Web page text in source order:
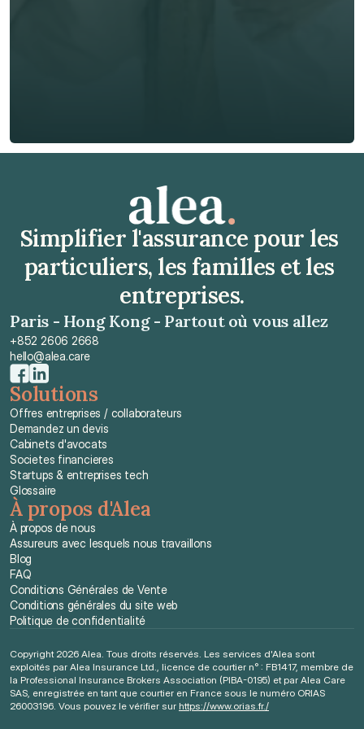
Obtenir un devis gratuit
Simplifier l'assurance pour les
particuliers, les familles et les
entreprises.
Paris - Hong Kong - Partout où vous allez
+852 2606 2668
hello@alea.care
Solutions
Offres entreprises / collaborateurs
Demandez un devis
Cabinets d'avocats
Societes financieres
Startups & entreprises tech
Glossaire
À propos d'Alea
À propos de nous
Assureurs avec lesquels nous travaillons
Blog
FAQ
Conditions Générales de Vente
Conditions générales du site web
Politique de confidentialité
Copyright 2026 Alea. Tous droits réservés. Les services d'Alea sont
exploités par Alea Insurance Ltd., licence de courtier n° : FB1417, membre de
la Professional Insurance Brokers Association (PIBA-0195) et par Alea Care
SAS, enregistrée en tant que courtier en France sous le numéro ORIAS
26003196. Vous pouvez le vérifier sur https://www.orias.fr./